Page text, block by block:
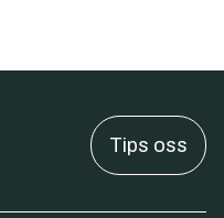
Tips oss